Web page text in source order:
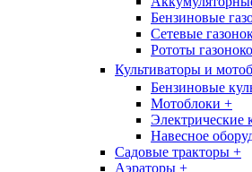
Бензиновые
Сетевые
Рототы
Культиваторы и
Бензиновые
Мотоблоки +
Электрические
Навесное
Садовые тракторы +
Аэраторы +